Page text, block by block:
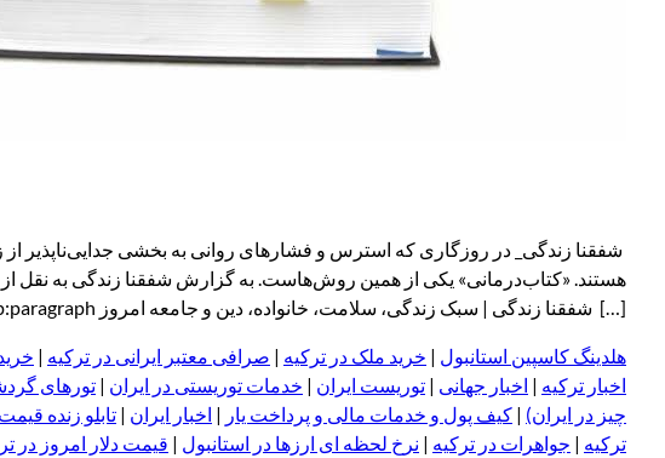
شفقنا زندگی_ در روزگاری که استرس و فشارهای روانی به بخشی جدایی‌ناپذیر
هستند. «کتاب‌درمانی» یکی از همین روش‌هاست. به گزارش شفقنا زندگی به نقل از
[…] شفقنا زندگی | سبک زندگی، سلامت، خانواده، دین و جامعه امروز wp:paragraph
هلدینگ کاسپین استانبول | خرید ملک در ترکیه | صرافی معتبر ایرانی در ترکیه |
اخبار ترکیه | اخبار جهانی | توریست ایران | خدمات توریستی در ایران | تورهای
چیز در ایران) | کیف پول و خدمات مالی و پرداخت یار | اخبار ایران | تابلو زنده
ترکیه | جواهرات در ترکیه | نرخ لحظه ای ارزها در استانبول | قیمت دلار امروز در